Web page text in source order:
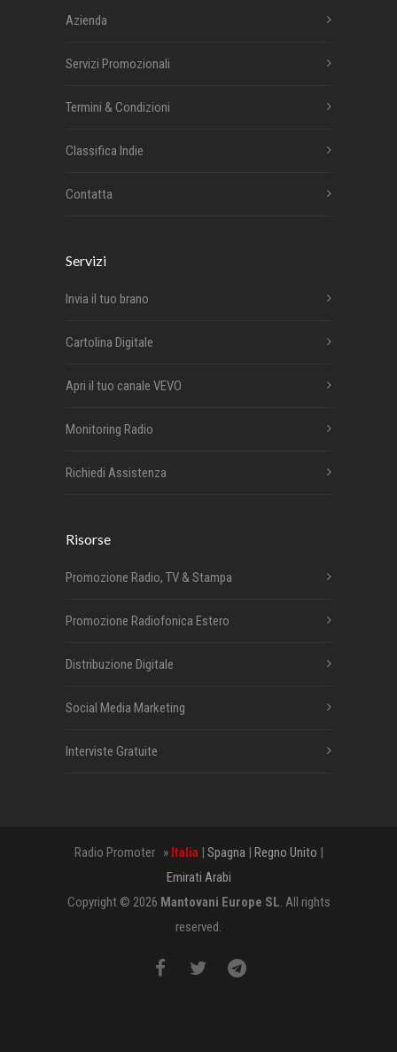
Azienda
Servizi Promozionali
Termini & Condizioni
Classifica Indie
Contatta
Servizi
Invia il tuo brano
Cartolina Digitale
Apri il tuo canale VEVO
Monitoring Radio
Richiedi Assistenza
Risorse
Promozione Radio, TV & Stampa
Promozione Radiofonica Estero
Distribuzione Digitale
Social Media Marketing
Interviste Gratuite
Radio Promoter » Italia| Spagna | Regno Unito |
Emirati Arabi
Copyright © 2026 Mantovani Europe SL. All rights
reserved.